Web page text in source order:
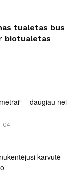
tualetas bus
biotualetas
– daugiau nei
04
karvutė